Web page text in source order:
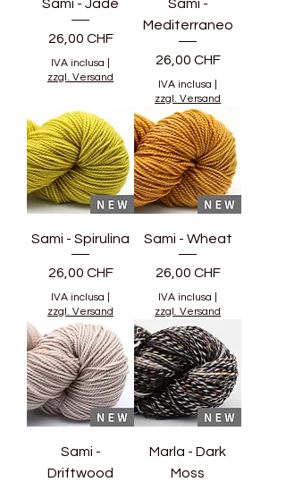
Sami - Jade
Prezzo
26,00 CHF
IVA inclusa
zzgl. Versand
Sami -
Mediterraneo
Prezzo
26,00 CHF
IVA inclusa
zzgl. Versand
Sami - Spirulina
Prezzo
26,00 CHF
IVA inclusa
zzgl. Versand
Sami - Wheat
Prezzo
26,00 CHF
IVA inclusa
zzgl. Versand
Sami -
Driftwood
Marla - Dark
Moss